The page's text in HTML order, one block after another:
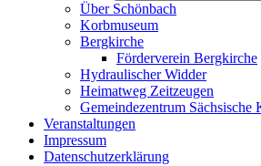
Über Schönbach
Korbmuseum
Bergkirche
Förderverein Bergkirche
Hydraulischer Widder
Heimatweg Zeitzeugen
Gemeindezentrum Sächsische
Veranstaltungen
Impressum
Datenschutzerklärung